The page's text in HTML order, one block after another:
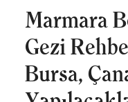
Marmara
Gezi
Bursa,